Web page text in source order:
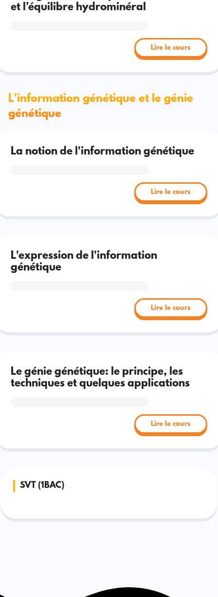
et l’équilibre hydrominéral
Lire le cours
L'information génétique et le génie
génétique
La notion de l'information génétique
Lire le cours
L'expression de l'information
génétique
Lire le cours
Le génie génétique: le principe, les
techniques et quelques applications
Lire le cours
SVT (1BAC)